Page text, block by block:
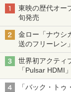
東映の歴代オー
旬発売
金ロー「ナウシ
送のフリーレン
世界初アクティ
「Pulsar HDMI
「バック・ト